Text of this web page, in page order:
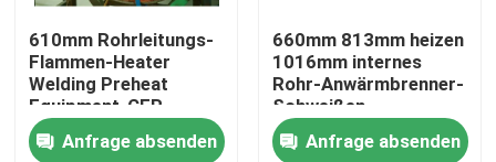
Dorn-Rohrbiegemaschine
Raupen-Fördermaschine
610mm Rohrleitungs-
Flammen-Heater
Welding Preheat
Equipment-CER
Zustimmung
Anfrage absenden
660mm 813mm heizen
1016mm internes
Rohr-Anwärmbrenner-
Schweißen
Ausrüstung vor
Anfrage absenden